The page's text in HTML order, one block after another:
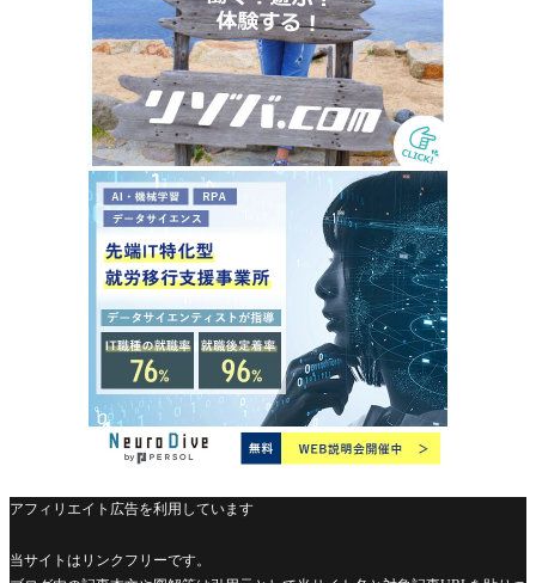
アフィリエイト広告を利用しています
当サイトはリンクフリーです。